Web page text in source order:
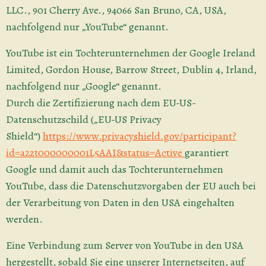
LLC., 901 Cherry Ave., 94066 San Bruno, CA, USA,
nachfolgend nur „YouTube“ genannt.
YouTube ist ein Tochterunternehmen der Google Ireland
Limited, Gordon House, Barrow Street, Dublin 4, Irland,
nachfolgend nur „Google“ genannt.
Durch die Zertifizierung nach dem EU-US-
Datenschutzschild („EU-US Privacy
Shield“)https://www.privacyshield.gov/participant?
id=a2zt000000001L5AAI&status=Active garantiert
Google und damit auch das Tochterunternehmen
YouTube, dass die Datenschutzvorgaben der EU auch bei
der Verarbeitung von Daten in den USA eingehalten
werden.
Eine Verbindung zum Server von YouTube in den USA
hergestellt, sobald Sie eine unserer Internetseiten, auf